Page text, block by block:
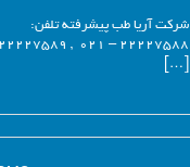
شرکت آریا طب پیشرفته تلفن:
۲۲۲۲۷۵۸۸ – ۰۲۱ , ۲۲۲۲۷۵۸۹
[…]